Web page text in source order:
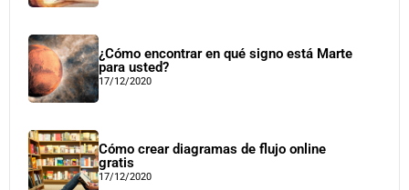
¿Cómo encontrar en qué signo está Marte
para usted?
17/12/2020
Cómo crear diagramas de flujo online
gratis
17/12/2020